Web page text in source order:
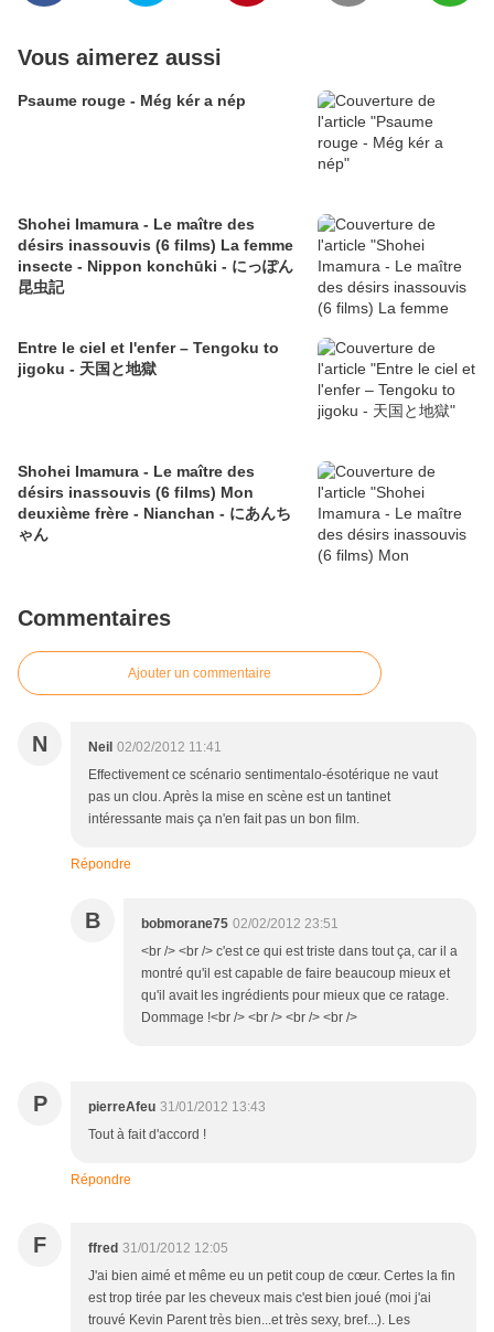
Vous aimerez aussi
Psaume rouge - Még kér a nép
Shohei Imamura - Le maître des
désirs inassouvis (6 films) La femme
insecte - Nippon konchūki - にっぽん
昆虫記
Entre le ciel et l'enfer – Tengoku to
jigoku - 天国と地獄
Shohei Imamura - Le maître des
désirs inassouvis (6 films) Mon
deuxième frère - Nianchan - にあんち
ゃん
Commentaires
Ajouter un commentaire
N Neil 02/02/2012 11:41
Effectivement ce scénario sentimentalo-ésotérique ne vaut
pas un clou. Après la mise en scène est un tantinet
intéressante mais ça n'en fait pas un bon film.
Répondre
B bobmorane75 02/02/2012 23:51
<br /> <br /> c'est ce qui est triste dans tout ça, car il a
montré qu'il est capable de faire beaucoup mieux et
qu'il avait les ingrédients pour mieux que ce ratage.
Dommage !<br /> <br /> <br /> <br />
P pierreAfeu 31/01/2012 13:43
Tout à fait d'accord !
Répondre
F ffred 31/01/2012 12:05
J'ai bien aimé et même eu un petit coup de cœur. Certes la fin
est trop tirée par les cheveux mais c'est bien joué (moi j'ai
trouvé Kevin Parent très bien...et très sexy, bref...). Les